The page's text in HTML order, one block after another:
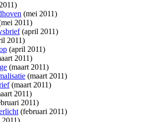
(mei 2011)
2011)
(april 2011)
2011)
(april 2011)
2011)
(maart 2011)
(maart 2011)
(maart 2011)
2011)
2011)
(februari 2011)